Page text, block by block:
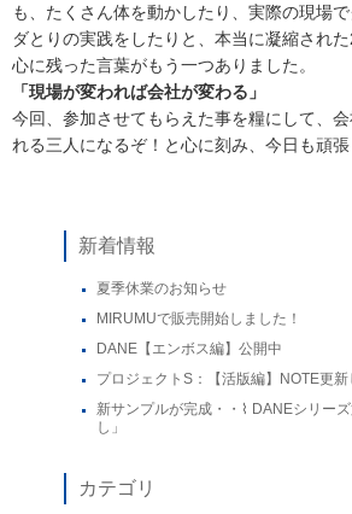
も、たくさん体を動かしたり、実際の現場
ダとりの実践をしたりと、本当に凝縮された
心に残った言葉がもう一つありました。
「現場が変われば会社が変わる」
今回、参加させてもらえた事を糧にして、
れる三人になるぞ！と心に刻み、今日も頑張
新着情報
夏季休業のお知らせ
MIRUMUで販売開始しました！
DANE【エンボス編】公開中
プロジェクトS：【活版編】NOTE更新
新サンプルが完成・・⌇ DANEシリー
し」
カテゴリ